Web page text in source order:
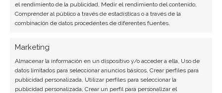
el rendimiento de la publicidad, Medir el rendimiento del contenido,
Comprender al público a través de estadísticas o a través de la
combinación de datos procedentes de diferentes fuentes.
Marketing
Almacenar la información en un dispositivo y/o acceder a ella, Uso de
datos limitados para seleccionar anuncios básicos, Crear perfiles para
publicidad personalizada, Utilizar perfiles para seleccionar la
publicidad personalizada, Crear un perfil para personalizar el
LinkedIn